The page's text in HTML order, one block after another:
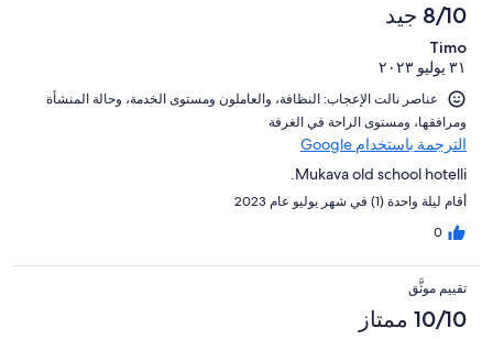
8/10 جيد
Timo
٣١ يوليو ٢٠٢٣
عناصر نالت الإعجاب: ⁦النظافة⁩، و⁦العاملون ومستوى الخدمة⁩، و⁦حالة المنشأة
ومرافقها⁩، و⁦مستوى الراحة في الغرفة⁩
الترجمة باستخدام Google
Mukava old school hotelli.
أقام ليلة واحدة (1) في شهر يوليو عام 2023
0
تقييم موثَّق
10/10 ممتاز